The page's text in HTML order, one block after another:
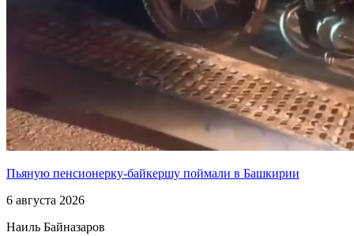
Пьяную пенсионерку-байкершу поймали в Башкирии
6 августа 2026
Наиль Байназаров